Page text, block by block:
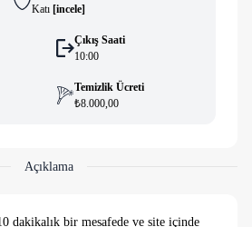
Katı [i̇ncele]
Çıkış Saati
10:00
Temizlik Ücreti
₺8.000,00
Açıklama
dakikalık bir mesafede ve site içinde